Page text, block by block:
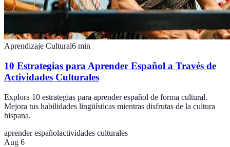
Aprendizaje Cultural6 min
10 Estrategias para Aprender Español a Través de
Actividades Culturales
Explora 10 estrategias para aprender español de forma cultural.
Mejora tus habilidades lingüísticas mientras disfrutas de la cultura
hispana.
aprender españolactividades culturales
Aug 6